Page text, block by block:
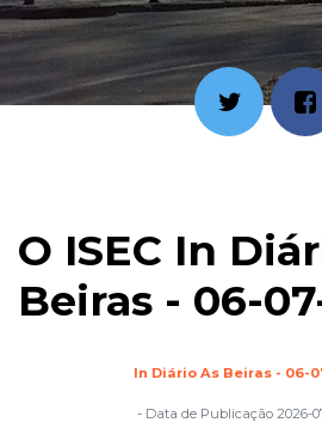
O ISEC In
Beiras - 06-
In Diário As Beiras - 06-
- Data de Publicação 2026-